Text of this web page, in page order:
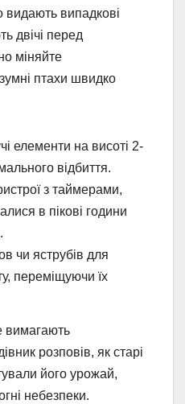
випадкові
двічі перед
міняйте
птахи швидко
елементи на висоті 2-
відбиття.
з таймерами,
в пікові години
чи яструбів для
переміщуючи їх
вимагають
розповів, як старі
його урожай,
небезпеки.